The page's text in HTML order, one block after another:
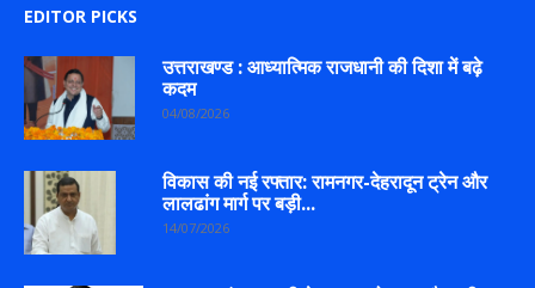
EDITOR PICKS
उत्तराखण्ड : आध्यात्मिक राजधानी की दिशा में बढ़े
कदम
04/08/2026
विकास की नई रफ्तार: रामनगर-देहरादून ट्रेन और
लालढांग मार्ग पर बड़ी...
14/07/2026